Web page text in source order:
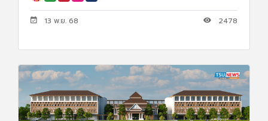
13 พ.ย. 68 2478